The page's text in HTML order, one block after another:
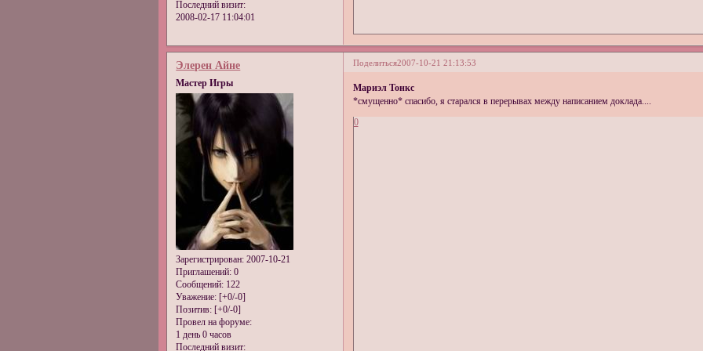
Последний визит:
2008-02-17 11:04:01
Поделиться2007-10-21 21:13:53
Элерен Айне
Мастер Игры
Зарегистрирован: 2007-10-21
Приглашений: 0
Сообщений: 122
Уважение: [+0/-0]
Позитив: [+0/-0]
Провел на форуме:
1 день 0 часов
Последний визит:
Мариэл Тонкс
*смущенно* спасибо, я старался в перерывах между написанием доклада....
0